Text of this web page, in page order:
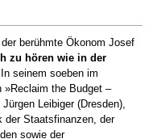
berühmte Ökonom Josef
zu hören wie in der
seinem soeben im
»Reclaim the Budget –
Leibiger (Dresden),
der Staatsfinanzen, der
sowie der